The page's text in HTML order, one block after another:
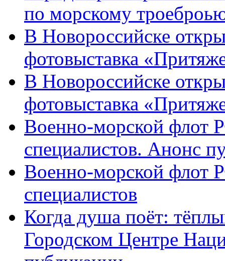
по морскому
В Новороссийске
фотовыставка
В Новороссийске
фотовыставка
Военно-морской флот
специалистов. Анонс
Военно-морской флот
специалистов
Когда душа поёт:
Городском Центре